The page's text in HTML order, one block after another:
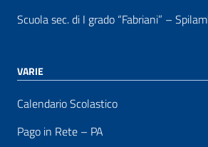
Scuola sec. di I grado “Fabriani” –
VARIE
Calendario Scolastico
Pago in Rete – PA